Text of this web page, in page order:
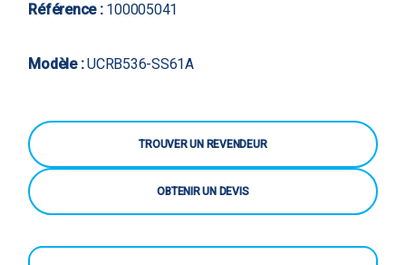
Référence :100005041
Modèle :UCRB536-SS61A
TROUVER UN REVENDEUR
OBTENIR UN DEVIS